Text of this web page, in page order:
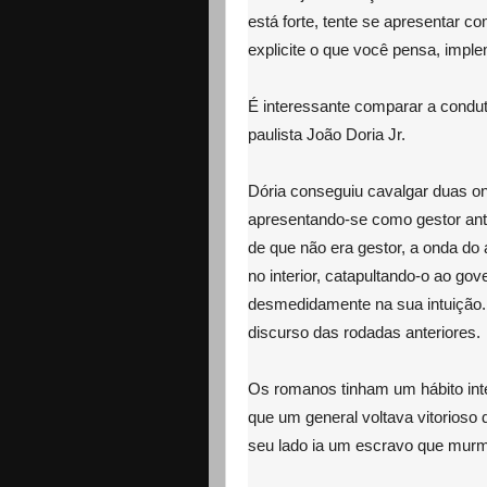
está forte, tente se apresentar
explicite o que você pensa,
É interessante comparar a
paulista João Doria Jr.
Dória conseguiu cavalgar duas
apresentando-se como gestor
de que não era gestor, a onda
no interior, catapultando-o ao
desmedidamente na sua
discurso das rodadas anteriores.
Os romanos tinham um hábito
que um general voltava vitorioso
seu lado ia um escravo que